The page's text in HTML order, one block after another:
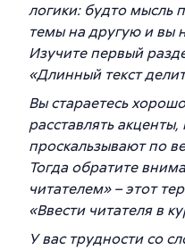
логики: будто мысль
темы на другую и вы
Изучите первый
«Длинный текст
Вы стараетесь
расставлять
проскальзывают по
Тогда обратите
читателем» – этот
«Ввести читателя в
У вас трудности со